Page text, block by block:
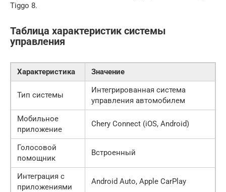
Tiggo 8.
Таблица характеристик системы
управления
Характеристика Значение
Тип системы
Интегрированная система
управления автомобилем
Мобильное
приложение
Chery Connect (iOS, Android)
Голосовой
помощник
Встроенный
Интеграция с
приложениями
Android Auto, Apple CarPlay